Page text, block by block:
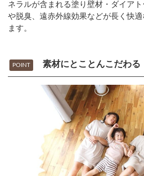
ネラルが含まれる塗り壁材・ダイア
や脱臭、遠赤外線効果などが長く快
ます。
POINT 素材にとことんこだわる